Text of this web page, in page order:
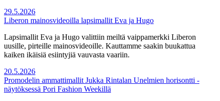
29.5.2026
Liberon mainosvideoilla lapsimallit Eva ja Hugo
Lapsimallit Eva ja Hugo valittiin meiltä vaippamerkki Liberon
uusille, pirteille mainosvideoille. Kauttamme saakin buukattua
kaiken ikäisiä esiintyjiä vauvasta vaariin.
20.5.2026
Promodelin ammattimallit Jukka Rintalan Unelmien horisontti -
näytöksessä Pori Fashion Weekillä